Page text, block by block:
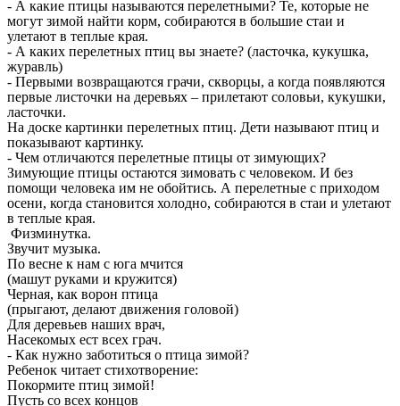
- А какие птицы называются перелетными? Те, которые не
могут зимой найти корм, собираются в большие стаи и
улетают в теплые края.
- А каких перелетных птиц вы знаете? (ласточка, кукушка,
журавль)
- Первыми возвращаются грачи, скворцы, а когда появляются
первые листочки на деревьях – прилетают соловьи, кукушки,
ласточки.
На доске картинки перелетных птиц. Дети называют птиц и
показывают картинку.
- Чем отличаются перелетные птицы от зимующих?
Зимующие птицы остаются зимовать с человеком. И без
помощи человека им не обойтись. А перелетные с приходом
осени, когда становится холодно, собираются в стаи и улетают
в теплые края.
Физминутка.
Звучит музыка.
По весне к нам с юга мчится
(машут руками и кружится)
Черная, как ворон птица
(прыгают, делают движения головой)
Для деревьев наших врач,
Насекомых ест всех грач.
- Как нужно заботиться о птица зимой?
Ребенок читает стихотворение:
Покормите птиц зимой!
Пусть со всех концов